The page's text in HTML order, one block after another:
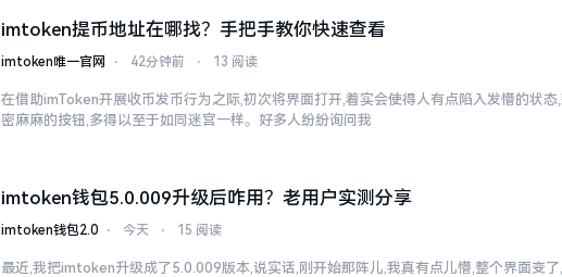
imtoken提币地址在哪找？手把手教你快速查看
imtoken唯一官网 ⋅ 42分钟前 ⋅ 13 阅读
在借助imToken开展收币发币行为之际,初次将界面打开,着实会使得人有点陷入发懵的状态
密麻麻的按钮,多得以至于如同迷宫一样。好多人纷纷询问我
imtoken钱包5.0.009升级后咋用？老用户实测分享
imtoken钱包2.0 ⋅ 今天 ⋅ 15 阅读
最近,我把imtoken升级成了5.0.009版本,说实话,刚开始那阵儿,我真有点儿懵,整个界面变了